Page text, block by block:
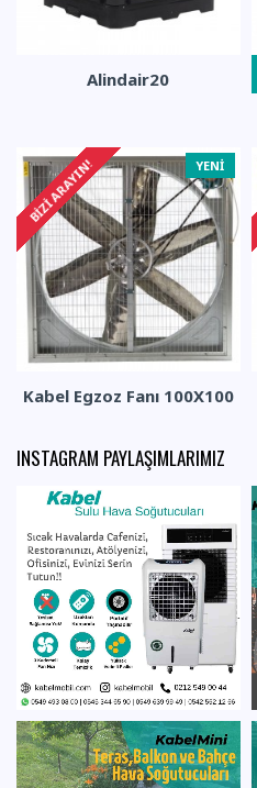
Alindair20
YENI
BIZI ARAYIN!
Kabel Egzoz Fanı 100X100
INSTAGRAM PAYLAŞIMLARIMIZ